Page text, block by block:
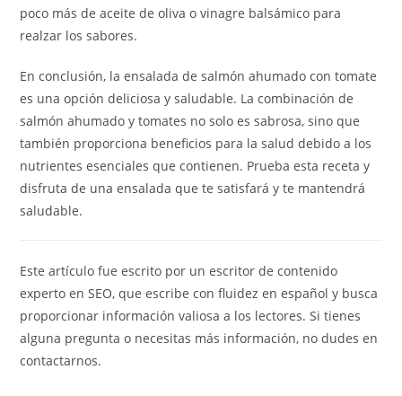
poco más de aceite de oliva o vinagre balsámico para
realzar los sabores.
En conclusión, la ensalada de salmón ahumado con tomate
es una opción deliciosa y saludable. La combinación de
salmón ahumado y tomates no solo es sabrosa, sino que
también proporciona beneficios para la salud debido a los
nutrientes esenciales que contienen. Prueba esta receta y
disfruta de una ensalada que te satisfará y te mantendrá
saludable.
Este artículo fue escrito por un escritor de contenido
experto en SEO, que escribe con fluidez en español y busca
proporcionar información valiosa a los lectores. Si tienes
alguna pregunta o necesitas más información, no dudes en
contactarnos.